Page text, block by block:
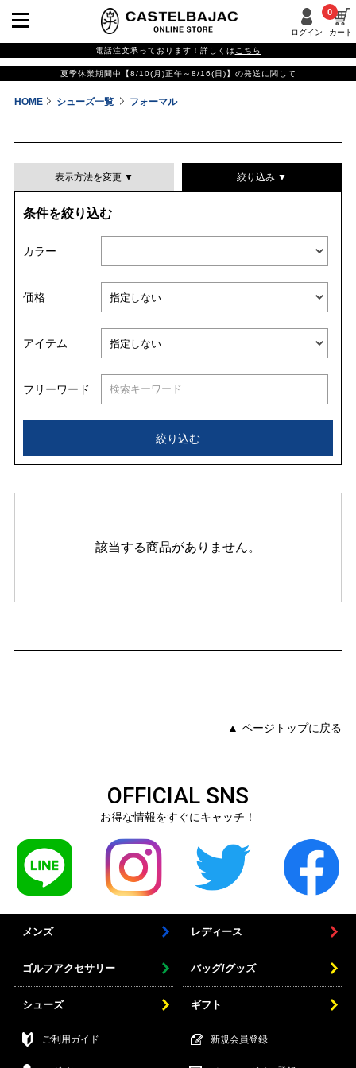
ログイン カート
0
電話注文承っております！詳しくは こちら
夏季休業期間中【8/10(月)正午～8/16(日)】の発送に関して
HOME シューズ一覧 フォーマル
表示方法を変更 ▼
並び替える
絞り込み ▼
条件を絞り込む
カラー
価格
アイテム
フリーワード
絞り込む
該当する商品がありません。
▲ ページトップに戻る
OFFICIAL SNS
お得な情報をすぐにキャッチ！
メンズ レディース
ゴルフアクセサリー バッグ/グッズ
シューズ ギフト
ご利用ガイド 新規会員登録